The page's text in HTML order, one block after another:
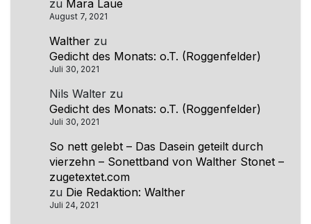
zu Mara Laue
August 7, 2021
Walther zu
Gedicht des Monats: o.T. (Roggenfelder)
Juli 30, 2021
Nils Walter zu
Gedicht des Monats: o.T. (Roggenfelder)
Juli 30, 2021
So nett gelebt – Das Dasein geteilt durch
vierzehn – Sonettband von Walther Stonet –
zugetextet.com
zu Die Redaktion: Walther
Juli 24, 2021